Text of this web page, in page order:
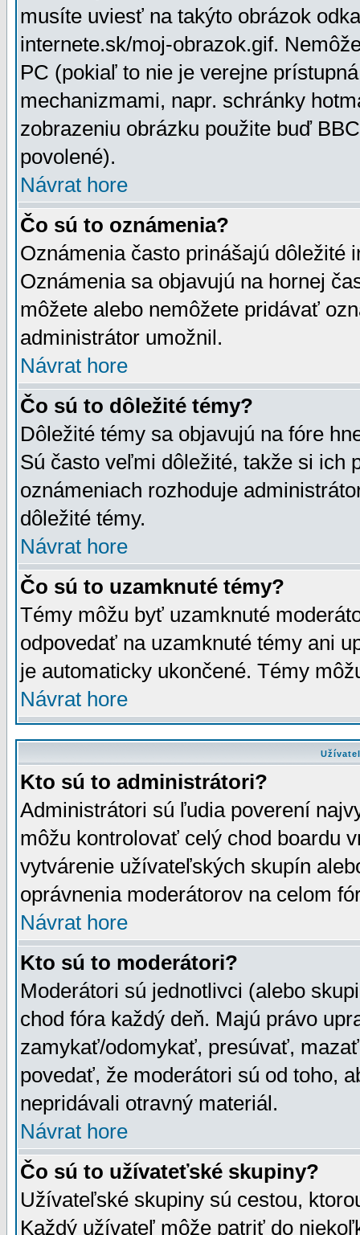
musíte uviesť na takýto obrázok
internete.sk/moj-obrazok.gif.
PC (pokiaľ to nie je verejne
mechanizmami, napr. schránky
zobrazeniu obrázku použite buď
povolené).
Návrat hore
Čo sú to oznámenia?
Oznámenia často prinášajú dôležité
Oznámenia sa objavujú na hornej
môžete alebo nemôžete pridávať
administrátor umožnil.
Návrat hore
Čo sú to dôležité témy?
Dôležité témy sa objavujú na fóre
Sú často veľmi dôležité, takže si ich
oznámeniach rozhoduje
dôležité témy.
Návrat hore
Čo sú to uzamknuté témy?
Témy môžu byť uzamknuté
odpovedať na uzamknuté témy ani
je automaticky ukončené. Témy
Návrat hore
Kto sú to administrátori?
Administrátori sú ľudia poverení
môžu kontrolovať celý chod boardu
vytvárenie užívateľských skupín
oprávnenia moderátorov na celom
Návrat hore
Kto sú to moderátori?
Moderátori sú jednotlivci (alebo
chod fóra každý deň. Majú právo
zamykať/odomykať, presúvať,
povedať, že moderátori sú od toho,
nepridávali otravný materiál.
Návrat hore
Čo sú to užívateťské skupiny?
Užívateľské skupiny sú cestou,
Každý užívateľ môže patriť do